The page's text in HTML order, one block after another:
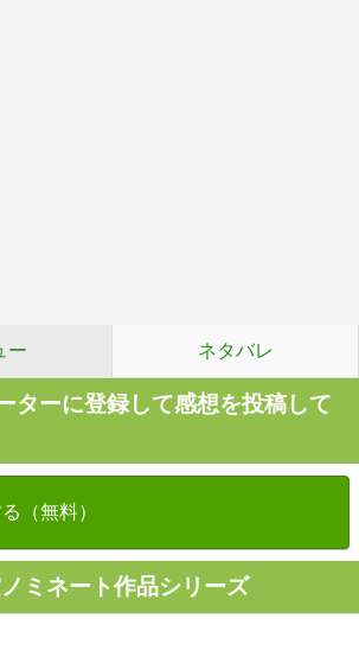
ー ネタバレ
ターに登録して感想を投稿して
（無料）
ミネート作品シリーズ